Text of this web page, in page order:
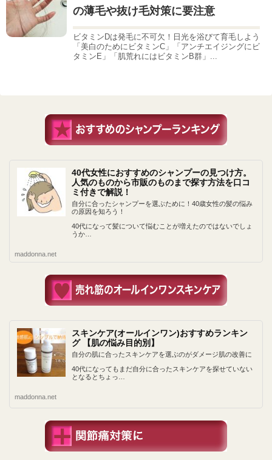
の薄毛や抜け毛対策に要注意
ビタミンDは発毛に不可欠！日光を浴びて育毛しよう
「美白のためにビタミンC」「アンチエイジングにビ
タミンE」「肌荒れにはビタミンB群」...
40代女性におすすめのシャンプーの見つけ方。
人気のものから市販のものまで探す方法を口コ
ミ付きで解説！
自分に合ったシャンプーを選ぶために！40歳女性の髪の悩み
の原因を知ろう！
40代になって髪について悩むことが増えたのではないでしょ
うか…
maddonna.net
スキンケア(オールインワン)おすすめランキン
グ 【肌の悩み目的別】
自分の肌に合ったスキンケアを選ぶのがダメージ肌の改善に
40代になってもまだ自分に合ったスキンケアを探せていない
となるとちょっ…
maddonna.net